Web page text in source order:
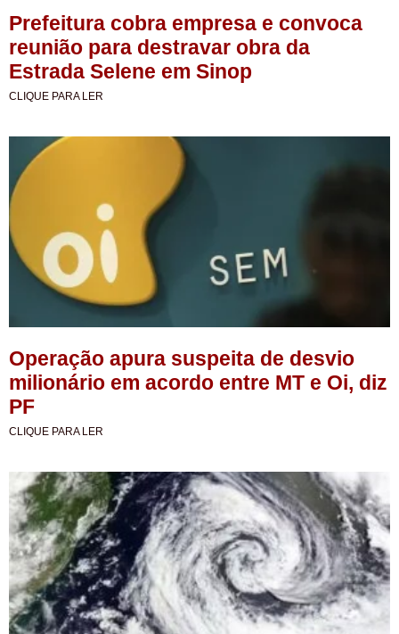
Prefeitura cobra empresa e convoca
reunião para destravar obra da
Estrada Selene em Sinop
CLIQUE PARA LER
Operação apura suspeita de desvio
milionário em acordo entre MT e Oi, diz
PF
CLIQUE PARA LER